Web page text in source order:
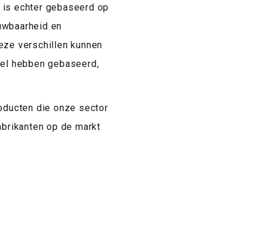
echter gebaseerd op
en
verschillen kunnen
hebben gebaseerd,
die onze sector
op de markt